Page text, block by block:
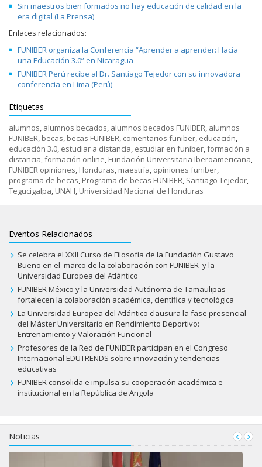
Sin maestros bien formados no hay educación de calidad en la
era digital (La Prensa)
Enlaces relacionados:
FUNIBER organiza la Conferencia “Aprender a aprender: Hacia
una Educación 3.0” en Nicaragua
FUNIBER Perú recibe al Dr. Santiago Tejedor con su innovadora
conferencia en Lima (Perú)
Etiquetas
alumnos, alumnos becados, alumnos becados FUNIBER, alumnos
FUNIBER, becas, becas FUNIBER, comentarios funiber, educación,
educación 3.0, estudiar a distancia, estudiar en funiber,formación a
distancia,formación online, Fundación Universitaria Iberoamericana,
FUNIBER opiniones, Honduras, maestría, opiniones funiber,
programa de becas, Programa de becas FUNIBER, Santiago Tejedor,
Tegucigalpa, UNAH, Universidad Nacional de Honduras
Eventos Relacionados
Se celebra el XXII Curso de Filosofía de la Fundación Gustavo
Bueno en el marco de la colaboración con FUNIBER y la
Universidad Europea del Atlántico
FUNIBER México y la Universidad Autónoma de Tamaulipas
fortalecen la colaboración académica, científica y tecnológica
La Universidad Europea del Atlántico clausura la fase presencial
del Máster Universitario en Rendimiento Deportivo:
Entrenamiento y Valoración Funcional
Profesores de la Red de FUNIBER participan en el Congreso
Internacional EDUTRENDS sobre innovación y tendencias
educativas
FUNIBER consolida e impulsa su cooperación académica e
institucional en la República de Angola
Noticias